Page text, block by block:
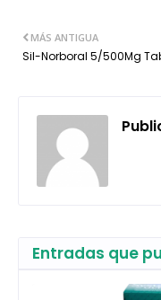
MÁS ANTIGUA
Sil-Norboral 5/500Mg
Entradas que